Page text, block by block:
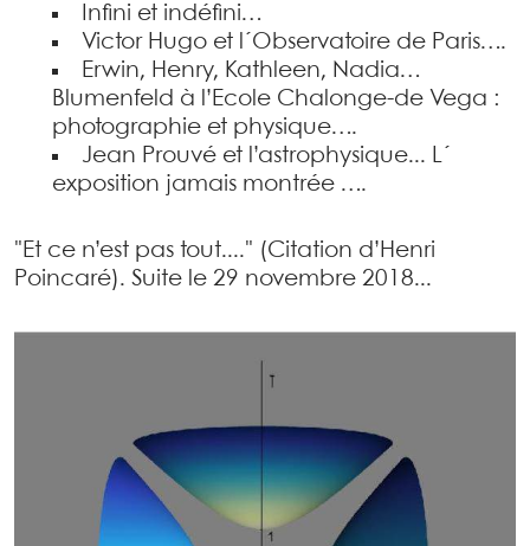
Infini et indéfini…
Victor Hugo et l´Observatoire de Paris….
Erwin, Henry, Kathleen, Nadia…
Blumenfeld à l’Ecole Chalonge-de Vega :
photographie et physique….
Jean Prouvé et l’astrophysique... L´
exposition jamais montrée ….
"Et ce n’est pas tout...." (Citation d’Henri
Poincaré). Suite le 29 novembre 2018...